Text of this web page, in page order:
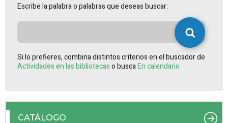
Escribe la palabra o palabras que deseas buscar:
Si lo prefieres, combina distintos criterios en el buscador de
Actividades en las bibliotecaso buscaEn calendario
CATÁLOGO